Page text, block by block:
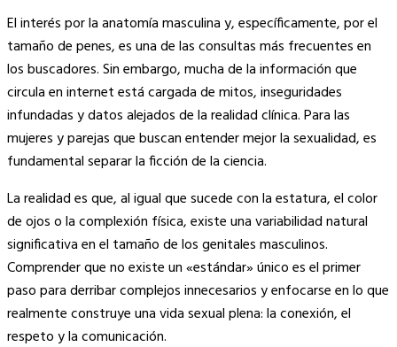
Copy
Link
El interés por la anatomía masculina y, específicamente, por el
tamaño de penes, es una de las consultas más frecuentes en
los buscadores. Sin embargo, mucha de la información que
circula en internet está cargada de mitos, inseguridades
infundadas y datos alejados de la realidad clínica. Para las
mujeres y parejas que buscan entender mejor la sexualidad, es
fundamental separar la ficción de la ciencia.
La realidad es que, al igual que sucede con la estatura, el color
de ojos o la complexión física, existe una variabilidad natural
significativa en el tamaño de los genitales masculinos.
Comprender que no existe un «estándar» único es el primer
paso para derribar complejos innecesarios y enfocarse en lo que
realmente construye una vida sexual plena: la conexión, el
respeto y la comunicación.